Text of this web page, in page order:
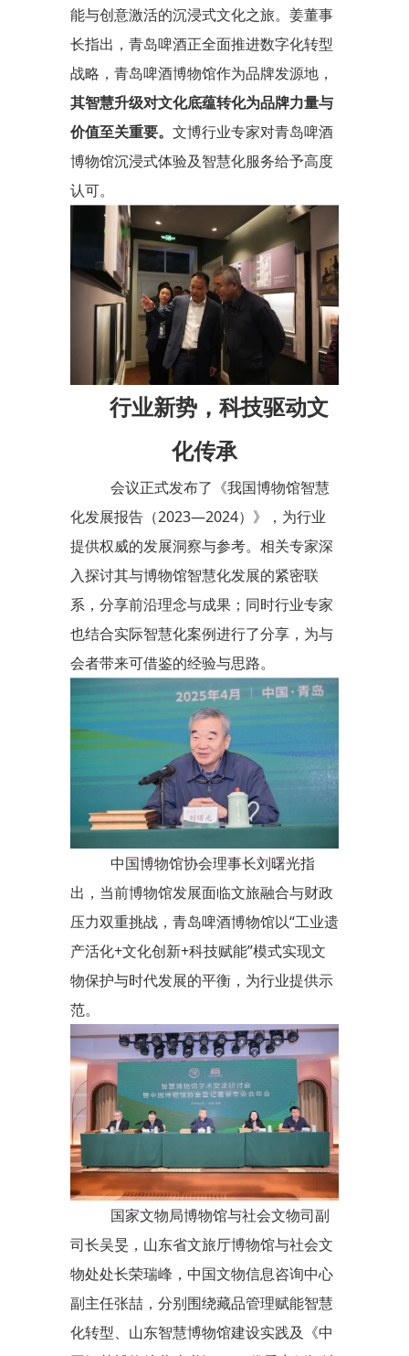
能与创意激活的沉浸式文化之旅。姜董事
长指出，青岛啤酒正全面推进数字化转型
战略，青岛啤酒博物馆作为品牌发源地，
其智慧升级对文化底蕴转化为品牌力量与
价值至关重要。 文博行业专家对青岛啤酒
博物馆沉浸式体验及智慧化服务给予高度
认可。
行业新势，科技驱动文
化传承
会议正式发布了《我国博物馆智慧
化发展报告（2023—2024）》，为行业
提供权威的发展洞察与参考。相关专家深
入探讨其与博物馆智慧化发展的紧密联
系，分享前沿理念与成果；同时行业专家
也结合实际智慧化案例进行了分享，为与
会者带来可借鉴的经验与思路。
中国博物馆协会理事长刘曙光指
出，当前博物馆发展面临文旅融合与财政
压力双重挑战，青岛啤酒博物馆以“工业遗
产活化+文化创新+科技赋能”模式实现文
物保护与时代发展的平衡，为行业提供示
范。
国家文物局博物馆与社会文物司副
司长吴旻，山东省文旅厅博物馆与社会文
物处处长荣瑞峰，中国文物信息咨询中心
副主任张喆，分别围绕藏品管理赋能智慧
化转型、山东智慧博物馆建设实践及《中